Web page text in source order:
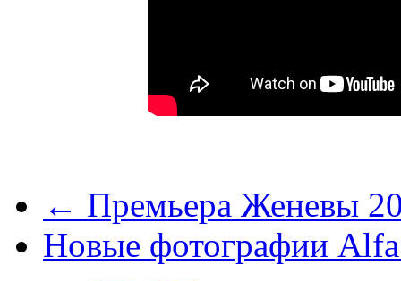
← Премьера Женевы
Новые фотографии